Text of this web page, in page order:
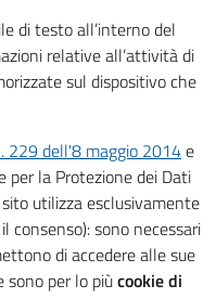
di testo all’interno del
relative all’attività di
sul dispositivo che
229 dell'8 maggio 2014e
per la Protezione dei Dati
utilizza esclusivamente
consenso): sono necessari
di accedere alle sue
sono per lo piùcookie di